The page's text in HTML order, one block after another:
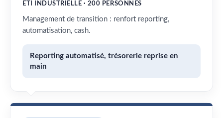
ETI INDUSTRIELLE · 200 PERSONNES
Management de transition : renfort reporting,
automatisation, cash.
Reporting automatisé, trésorerie reprise en
main